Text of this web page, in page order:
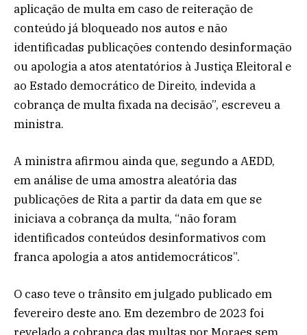
aplicação de multa em caso de reiteração de
conteúdo já bloqueado nos autos e não
identificadas publicações contendo desinformação
ou apologia a atos atentatórios à Justiça Eleitoral e
ao Estado democrático de Direito, indevida a
cobrança de multa fixada na decisão”, escreveu a
ministra.
A ministra afirmou ainda que, segundo a AEDD,
em análise de uma amostra aleatória das
publicações de Rita a partir da data em que se
iniciava a cobrança da multa, “não foram
identificados conteúdos desinformativos com
franca apologia a atos antidemocráticos”.
O caso teve o trânsito em julgado publicado em
fevereiro deste ano. Em dezembro de 2023 foi